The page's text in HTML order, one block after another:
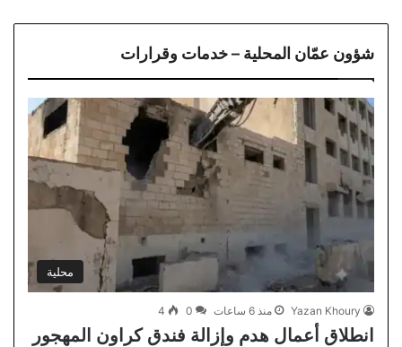
شؤون عمّان المحلية – خدمات وقرارات
محلية
Yazan Khoury منذ 6 ساعات 0
4
انطلاق أعمال هدم وإزالة فندق كراون المهجور